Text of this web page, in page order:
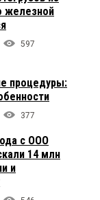
железной
597
процедуры:
377
с ООО
14 млн
и